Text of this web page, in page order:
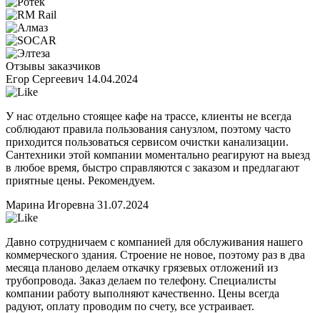
Отзывы заказчиков
Егор Сергеевич 14.04.2024
У нас отдельно стоящее кафе на трассе, клиенты не всегда
соблюдают правила пользования санузлом, поэтому часто
приходится пользоваться сервисом очистки канализации.
Сантехники этой компании моментально реагируют на выезд
в любое время, быстро справляются с заказом и предлагают
приятные цены. Рекомендуем.
Марина Игоревна 31.07.2024
Давно сотрудничаем с компанией для обслуживания нашего
коммерческого здания. Строение не новое, поэтому раз в два
месяца планово делаем откачку грязевых отложений из
трубопровода. Заказ делаем по телефону. Специалисты
компании работу выполняют качественно. Цены всегда
радуют, оплату проводим по счету, все устраивает.